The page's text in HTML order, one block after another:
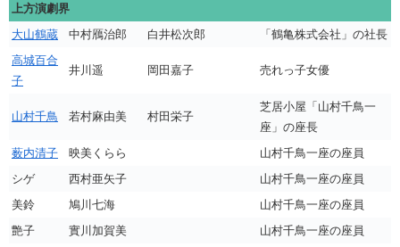
上方演劇界
大山鶴蔵
中村鴈治郎 白井松次郎
「鶴亀株式会社」の社長
高城百合
子
井川遥 岡田嘉子 売れっ子女優
山村千鳥 若村麻由美 村田栄子
芝居小屋「山村千鳥一
座」の座長
薮内清子
映美くらら
山村千鳥一座の座員
シゲ
西村亜矢子
山村千鳥一座の座員
美鈴
鳩川七海
山村千鳥一座の座員
艶子
實川加賀美
山村千鳥一座の座員